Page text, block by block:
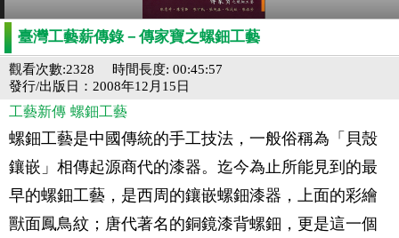
臺灣工藝薪傳錄－傳家寶之螺鈿工藝
時間長度: 00:45:57
觀看次數:2328
發行/出版日：2008年12月15日
工藝新傳 螺鈿工藝
螺鈿工藝是中國傳統的手工技法，一般俗稱為「貝殼
鑲嵌」相傳起源商代的漆器。迄今為止所能見到的最
早的螺鈿工藝，是西周的鑲嵌螺鈿漆器，上面的彩繪
獸面鳳鳥紋；唐代著名的銅鏡漆背螺鈿，更是這一個